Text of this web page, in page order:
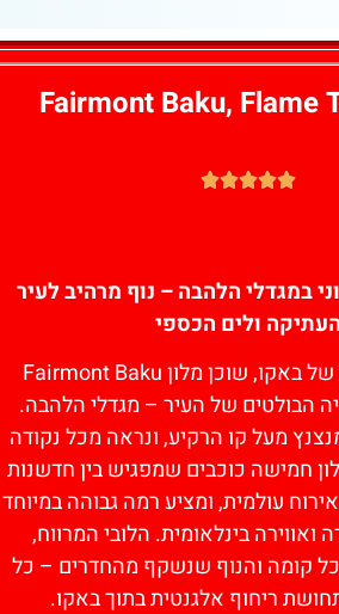
Fairmont Baku, Flame
במגדלי הלהבה – נוף מרהיב לעיר
העתיקה ולים הכספי
בלב אזור יוקרתי של באקו, שוכן מלון Fairmont Baku
הבולטים של העיר – מגדלי הלהבה.
מעל קו הרקיע, ונראה מכל נקודה
חמישה כוכבים שמפגיש בין חדשנות
עולמית, ומציע רמה גבוהה במיוחד
ואווירה בינלאומית. הלובי המרווח,
קומה והנוף שנשקף מהחדרים – כל
ריחוף אלגנטית בתוך באקו.
לחצו כאן -
להזמנת חדר